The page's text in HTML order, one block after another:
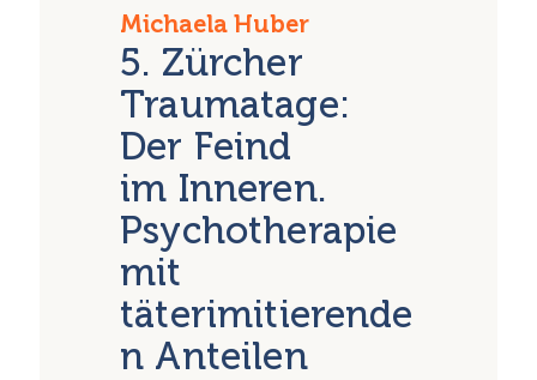
Michaela Huber
5. Zürcher
Traumatage:
Der Feind
im Inneren.
Psychotherapie
mit
täterimitierende
n Anteilen